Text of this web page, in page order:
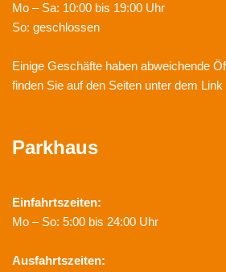
Mo – Sa: 10:00 bis 19:00 Uhr
So: geschlossen
Einige Geschäfte haben abweichende
finden Sie auf den Seiten unter dem Link
Parkhaus
Einfahrtszeiten:
Mo – So: 5:00 bis 24:00 Uhr
Ausfahrtszeiten: